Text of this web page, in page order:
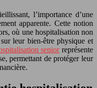
l’importance d’une
apparente. Cette notion
où une hospitalisation non
leur bien-être physique et
seniorreprésente
permettant de protéger leur